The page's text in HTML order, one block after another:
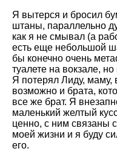
Я вытерся и бросил
штаны, параллельно
как я не смывал (а
есть еще небольшой
бы конечно очень
туалете на вокзале,
Я потерял Лиду, маму,
возможно и брата,
все же брат. Я
маленький желтый
ценно, с ним связаны
моей жизни и я буду
его.